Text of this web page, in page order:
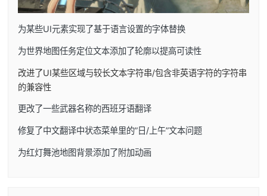
为某些UI元素实现了基于语言设置的字体替换
为世界地图任务定位文本添加了轮廓以提高可读性
改进了UI某些区域与较长文本字符串/包含非英语字符的字符串
的兼容性
更改了一些武器名称的西班牙语翻译
修复了中文翻译中状态菜单里的”日/上午”文本问题
为红灯舞池地图背景添加了附加动画